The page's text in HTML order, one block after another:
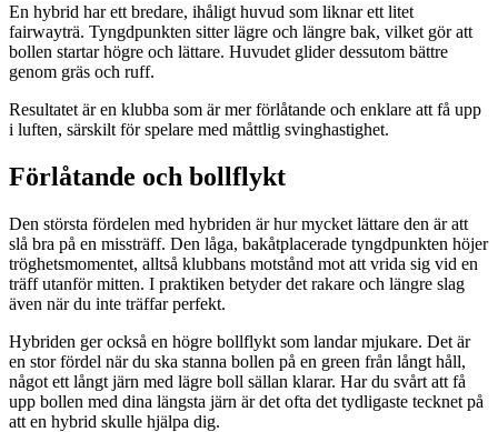
En hybrid har ett bredare, ihåligt huvud som liknar ett litet
fairwayträ. Tyngdpunkten sitter lägre och längre bak, vilket gör att
bollen startar högre och lättare. Huvudet glider dessutom bättre
genom gräs och ruff.
Resultatet är en klubba som är mer förlåtande och enklare att få upp
i luften, särskilt för spelare med måttlig svinghastighet.
Förlåtande och bollflykt
Den största fördelen med hybriden är hur mycket lättare den är att
slå bra på en missträff. Den låga, bakåtplacerade tyngdpunkten höjer
tröghetsmomentet, alltså klubbans motstånd mot att vrida sig vid en
träff utanför mitten. I praktiken betyder det rakare och längre slag
även när du inte träffar perfekt.
Hybriden ger också en högre bollflykt som landar mjukare. Det är
en stor fördel när du ska stanna bollen på en green från långt håll,
något ett långt järn med lägre boll sällan klarar. Har du svårt att få
upp bollen med dina längsta järn är det ofta det tydligaste tecknet på
att en hybrid skulle hjälpa dig.